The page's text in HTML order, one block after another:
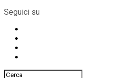
Seguici su